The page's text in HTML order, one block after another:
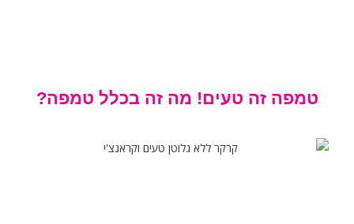
טמפה זה טעים! מה זה בכלל טמפה?